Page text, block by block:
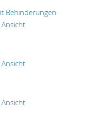
Behinderungen